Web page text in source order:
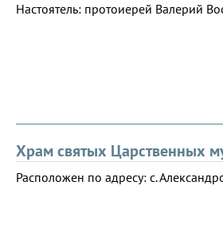
Настоятель: протоиерей Валерий
Храм святых Царственных
Расположен по адресу: с.